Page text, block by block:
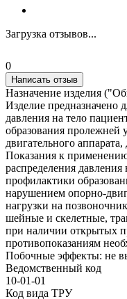
Загрузка отзывов...
0
Написать отзыв
Назначение изделия
Изделие предназначено
давления на тело
образования
двигательного
Показания к
распределения
профилактики
нарушением опорно-
нагрузки на
шейные и скелетные,
при наличии открытых
противопоказаниям
Побочные эффекты: не
Ведомственный код
10-01-01
Код вида ТРУ